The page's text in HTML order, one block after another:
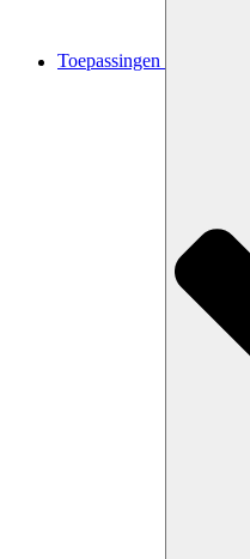
Toepassingen